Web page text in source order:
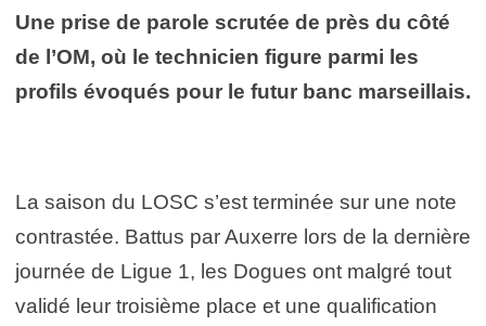
Une prise de parole scrutée de près du côté
de l’OM, où le technicien figure parmi les
profils évoqués pour le futur banc marseillais.
La saison du LOSC s’est terminée sur une note
contrastée. Battus par Auxerre lors de la dernière
journée de Ligue 1, les Dogues ont malgré tout
validé leur troisième place et une qualification